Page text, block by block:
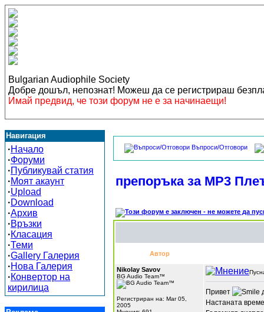
Bulgarian Audiophile Society
Добре дошъл, непознат! Можеш да се регистрираш
Имай предвид, че този форум не е за начинаещи!
Навигация
·Начало
·Форуми
·Публикувай статия
·Моят акаунт
·Upload
·Download
·Архив
·Връзки
·Класация
·Теми
·Gallery Галерия
·Нова Галерия
·Конвертор на
кирилица
Въпроси/Отговори
препоръка за MP3
Автор
Nikolay Savov
BG Audio Team™
Регистриран на: Mar 05,
2005
Привет
Настаната